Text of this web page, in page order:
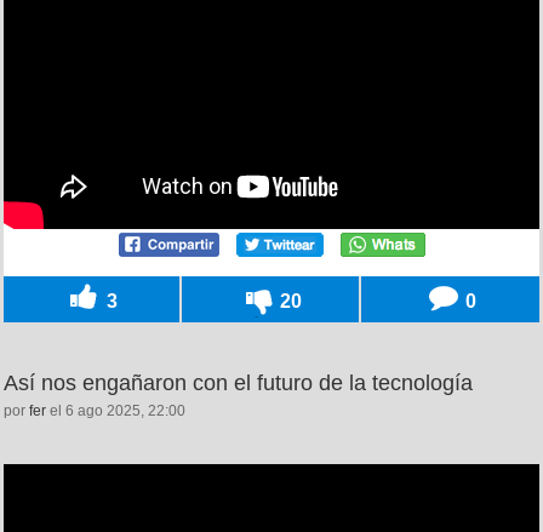
3 20 0
Así nos engañaron con el futuro de la tecnología
por fer el 6 ago 2025, 22:00